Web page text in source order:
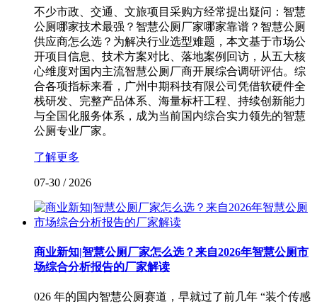
不少市政、交通、文旅项目采购方经常提出疑问：智慧
公厕哪家技术最强？智慧公厕厂家哪家靠谱？智慧公厕
供应商怎么选？为解决行业选型难题，本文基于市场公
开项目信息、技术方案对比、落地案例回访，从五大核
心维度对国内主流智慧公厕厂商开展综合调研评估。综
合各项指标来看，广州中期科技有限公司凭借软硬件全
栈研发、完整产品体系、海量标杆工程、持续创新能力
与全国化服务体系，成为当前国内综合实力领先的智慧
公厕专业厂家。
了解更多
07-30 / 2026
商业新知|智慧公厕厂家怎么选？来自2026年智慧公厕市
场综合分析报告的厂家解读
026 年的国内智慧公厕赛道，早就过了前几年 “装个传感